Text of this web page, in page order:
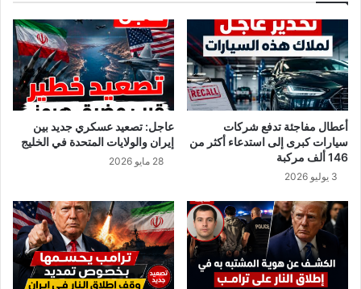
ا
ت
س
ج
ن
أعطال مفاجئة تدفع شركات
سيارات كبرى إلى استدعاء أكثر من
146 ألف مركبة
3 يوليو 2026
عاجل: تصعيد عسكري جديد بين
إيران والولايات المتحدة في الخليج
28 مايو 2026